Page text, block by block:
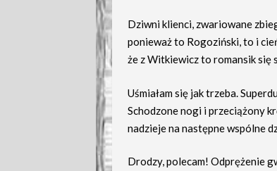
Dziwni klienci, zwariowane
ponieważ to Rogoziński, to i
że z Witkiewicz to romansik się
Uśmiałam się jak trzeba.
Schodzone nogi i przeciążony
nadzieje na następne wspólne
Drodzy, polecam! Odprężenie